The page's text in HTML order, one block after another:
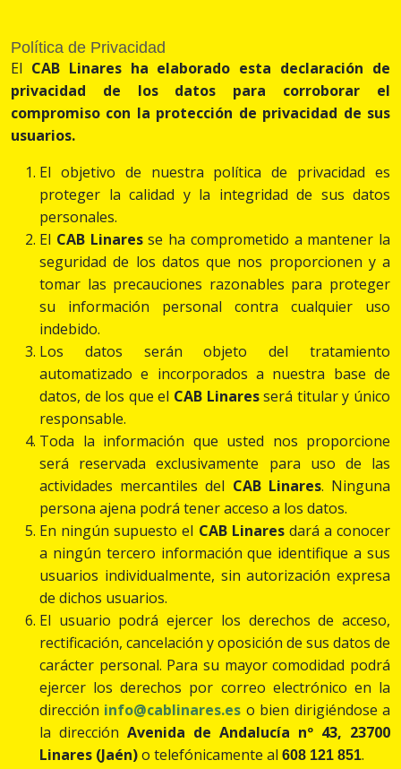
Política de Privacidad
El CAB Linaresha elaborado esta declaración de
privacidad de los datos para corroborar el
compromiso con la protección de privacidad de sus
usuarios.
El objetivo de nuestra política de privacidad es
proteger la calidad y la integridad de sus datos
personales.
El CAB Linaresse ha comprometido a mantener la
seguridad de los datos que nos proporcionen y a
tomar las precauciones razonables para proteger
su información personal contra cualquier uso
indebido.
Los datos serán objeto del tratamiento
automatizado e incorporados a nuestra base de
datos, de los que el CAB Linaresserá titular y único
responsable.
Toda la información que usted nos proporcione
será reservada exclusivamente para uso de las
actividades mercantiles del CAB Linares. Ninguna
persona ajena podrá tener acceso a los datos.
En ningún supuesto el CAB Linaresdará a conocer
a ningún tercero información que identifique a sus
usuarios individualmente, sin autorización expresa
de dichos usuarios.
El usuario podrá ejercer los derechos de acceso,
rectificación, cancelación y oposición de sus datos de
carácter personal. Para su mayor comodidad podrá
ejercer los derechos por correo electrónico en la
dirección info@cablinares.es o bien dirigiéndose a
la dirección Avenida de Andalucía nº 43, 23700
Linares (Jaén)o telefónicamente al 608 121 851.